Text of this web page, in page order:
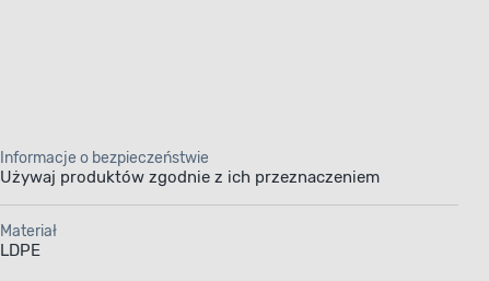
Informacje o bezpieczeństwie
Używaj produktów zgodnie z ich przeznaczeniem
Materiał
LDPE